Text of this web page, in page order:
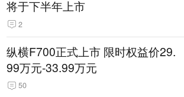
将于下半年上市
2
纵横F700正式上市 限时权益价29.
99万元-33.99万元
50